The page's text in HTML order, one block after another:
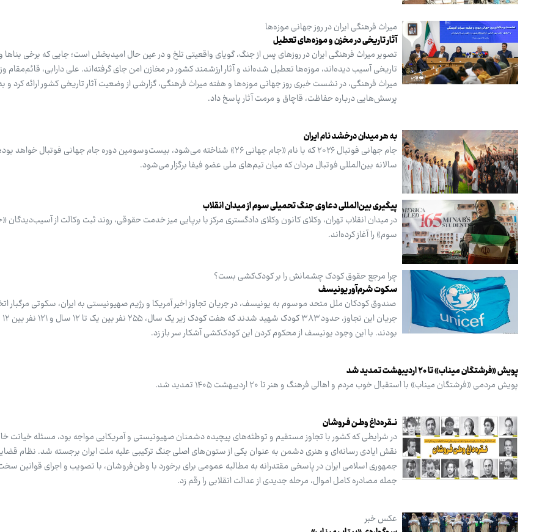
میراث فرهنگی ایران در روز جهانی موزه‌ها
آثار تاریخی در مخزن و موزه‌های تعطیل
تصویر میراث فرهنگی ایران در روزهای پس از جنگ، گویای واقعیتی تلخ و در عین حال امیدبخش است؛ جایی که برخی
تاریخی آسیب دیده‌اند، موزه‌ها تعطیل شده‌اند و آثار ارزشمند کشور در مخازن امن جای گرفته‌اند. علی دارابی، قائم‌مقام
میراث فرهنگی، در نشست خبری روز جهانی موزه‌ها و هفته میراث فرهنگی، گزارشی از وضعیت آثار تاریخی کشور ارائه کرد و
پرسش‌هایی درباره حفاظت، قاچاق و مرمت آثار پاسخ داد.
به هر میدان درخشد نام ایران
جام جهانی فوتبال ۲۰۲۶ که با نام «جام جهانی ۲۶» شناخته می‌شود، بیست‌وسومین دوره جام جهانی فوتبال
سالانه بین‌المللی فوتبال مردان که میان تیم‌های ملی عضو فیفا برگزار می‌شود.
پیگیری بین‌المللی دعاوی جنگ تحمیلی سوم از میدان انقلاب
در میدان انقلاب تهران، وکلای کانون وکلای دادگستری مرکز با برپایی میز خدمت حقوقی، روند ثبت وکالت از
سوم» را آغاز کرده‌اند.
چرا مرجع حقوق کودک چشمانش را بر کودک‌کشی بست؟
سکوت شرم‌آور یونیسف
صندوق کودکان ملل متحد موسوم به یونیسف، در جریان تجاوز اخیر آمریکا و رژیم صهیونیستی به ایران، سکوتی مرگبار
بودند. با این وجود یونیسف از محکوم کردن این کودک‌کشی آشکار سر باز زد.
پویش «فرشتگان میناب» تا ۲۰ اردیبهشت تمدید شد
پویش مردمی «فرشتگان میناب» با استقبال خوب مردم و اهالی فرهنگ و هنر تا ۲۰ اردیبهشت‌ ۱۴۰۵ تمدید شد.
نــقره‌داغ وطـن فـروشان
در شرایطی که کشور با تجاوز مستقیم و توطئه‌های پیچیده دشمنان صهیونیستی و آمریکایی مواجه بود، مسئله خیانت
نقش ایادی رسانه‌ای و هنری دشمن به عنوان یکی از ستون‌های اصلی جنگ ترکیبی علیه ملت ایران برجسته شد. نظام
جمهوری اسلامی ایران در پاسخی مقتدرانه به مطالبه عمومی برای برخورد با وطن‌فروشان، با تصویب و اجرای قوانین
جمله مصادره کامل اموال، مرحله جدیدی از عدالت انقلابی را رقم زد.
عکس خبر